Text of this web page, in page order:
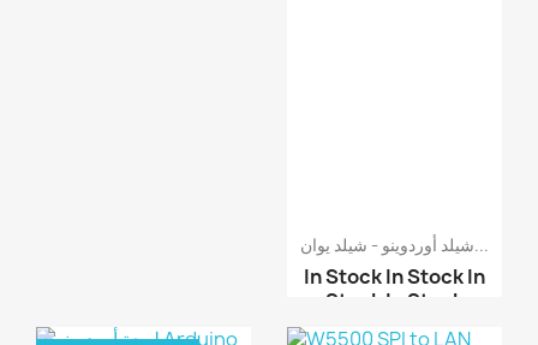
شيلد أوردوينو - شيلد يوان...
In StockIn StockIn
Stock In Stock